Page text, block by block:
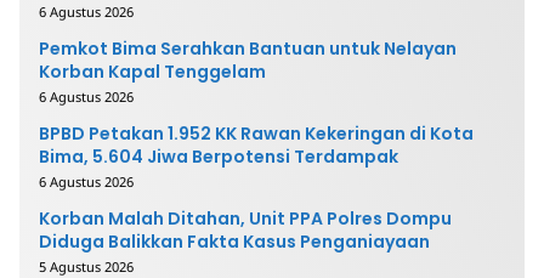
6 Agustus 2026
Pemkot Bima Serahkan Bantuan untuk Nelayan
Korban Kapal Tenggelam
6 Agustus 2026
BPBD Petakan 1.952 KK Rawan Kekeringan di Kota
Bima, 5.604 Jiwa Berpotensi Terdampak
6 Agustus 2026
Korban Malah Ditahan, Unit PPA Polres Dompu
Diduga Balikkan Fakta Kasus Penganiayaan
5 Agustus 2026